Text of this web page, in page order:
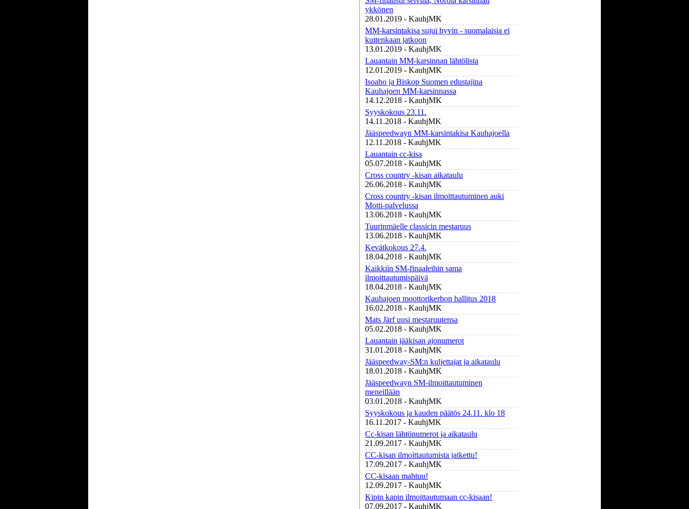
ykkönen
28.01.2019 - KauhjMK
MM-karsintakisa sujui hyvin - suomalaisia ei
kuitenkaan jatkoon
13.01.2019 - KauhjMK
Lauantain MM-karsinnan lähtölista
12.01.2019 - KauhjMK
Isoaho ja Biskop Suomen edustajina
Kauhajoen MM-karsinnassa
14.12.2018 - KauhjMK
Syyskokous 23.11.
14.11.2018 - KauhjMK
Jääspeedwayn MM-karsintakisa Kauhajoella
12.11.2018 - KauhjMK
Lauantain cc-kisa
05.07.2018 - KauhjMK
Cross country -kisan aikataulu
26.06.2018 - KauhjMK
Cross country -kisan ilmoittautuminen auki
Motti-palvelussa
13.06.2018 - KauhjMK
Tuurinmäelle classicin mestaruus
13.06.2018 - KauhjMK
Kevätkokous 27.4.
18.04.2018 - KauhjMK
Kaikkiin SM-finaaleihin sama
ilmoittautumispäivä
18.04.2018 - KauhjMK
Kauhajoen moottorikerhon hallitus 2018
16.02.2018 - KauhjMK
Mats Järf uusi mestaruutensa
05.02.2018 - KauhjMK
Lauantain jääkisan ajonumerot
31.01.2018 - KauhjMK
Jääspeedway-SM:n kuljettajat ja aikataulu
18.01.2018 - KauhjMK
Jääspeedwayn SM-ilmoittautuminen
meneillään
03.01.2018 - KauhjMK
Syyskokous ja kauden päätös 24.11. klo 18
16.11.2017 - KauhjMK
Cc-kisan lähtönumerot ja aikataulu
21.09.2017 - KauhjMK
CC-kisan ilmoittautumista jatkettu!
17.09.2017 - KauhjMK
CC-kisaan mahtuu!
12.09.2017 - KauhjMK
Kipin kapin ilmoittautumaan cc-kisaan!
07.09.2017 - KauhjMK